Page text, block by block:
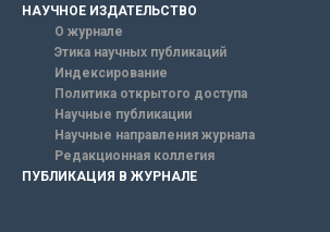
НАУЧНОЕ ИЗДАТЕЛЬСТВО
О журнале
Этика научных публикаций
Индексирование
Политика открытого доступа
Научные публикации
Научные направления журнала
Редакционная коллегия
ПУБЛИКАЦИЯ В ЖУРНАЛЕ